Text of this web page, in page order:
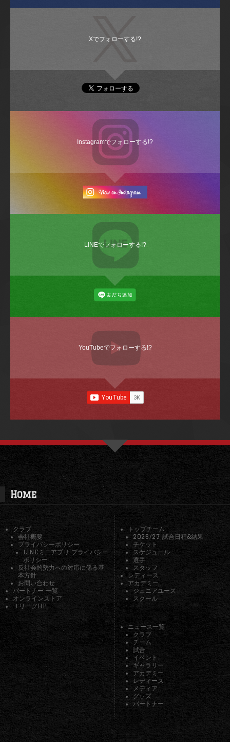
Xでフォローする!?
Instagramでフォローする!?
LINEでフォローする!?
YouTubeでフォローする!?
Home
クラブ
会社概要
プライバシーポリシー
LINEミニアプリ プライバシー
ポリシー
反社会的勢力への対応に係る基
本方針
お問い合わせ
パートナー 一覧
オンラインストア
ＪリーグHP
トップチーム
2026/27 試合日程&結果
チケット
スケジュール
選手
スタッフ
レディース
アカデミー
ジュニアユース
スクール
ニュース一覧
クラブ
チーム
試合
イベント
ギャラリー
アカデミー
レディース
メディア
グッズ
パートナー